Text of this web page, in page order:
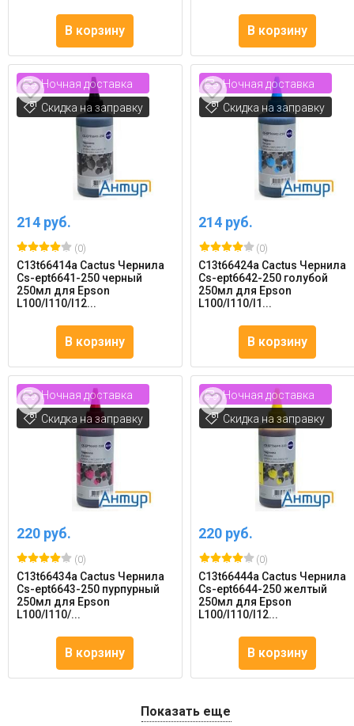
В корзину В корзину
Ночная доставка
Скидка на заправку
214 руб.
(0)
C13t66414a Cactus Чернила
Cs-ept6641-250 черный
250мл для Epson
L100/l110/l12...
В корзину
Ночная доставка
Скидка на заправку
214 руб.
(0)
C13t66424a Cactus Чернила
Cs-ept6642-250 голубой
250мл для Epson
L100/l110/l1...
В корзину
Ночная доставка
Скидка на заправку
220 руб.
(0)
C13t66434a Cactus Чернила
Cs-ept6643-250 пурпурный
250мл для Epson
L100/l110/...
В корзину
Ночная доставка
Скидка на заправку
220 руб.
(0)
C13t66444a Cactus Чернила
Cs-ept6644-250 желтый
250мл для Epson
L100/l110/l12...
В корзину
Показать еще